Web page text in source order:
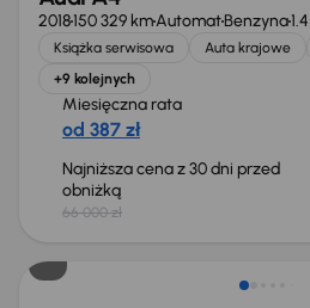
2018150 329 kmAutomatBenzyna
Książka serwisowa Auta krajowe
+9 kolejnych
Miesięczna rata
od 387 zł
Najniższa cena z 30 dni przed
obniżką
66 000 zł